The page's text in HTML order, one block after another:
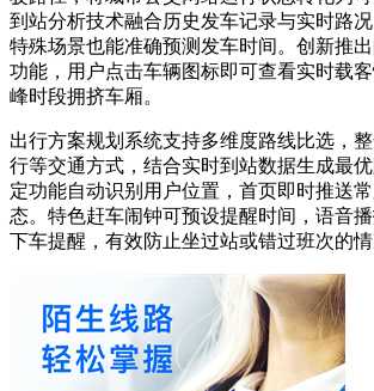
到站分析技术融合历史发车记录与实时路
特殊场景也能准确预测发车时间。创新推
功能，用户点击车辆图标即可查看实时载
峰时段拥挤车厢。
出行方案规划系统支持多维度路线比选，
行等交通方式，结合实时到站数据生成最
定功能自动识别用户位置，首页即时推送
态。特色赶车闹钟可预设提醒时间，语音
下车提醒，有效防止坐过站或错过班次的情